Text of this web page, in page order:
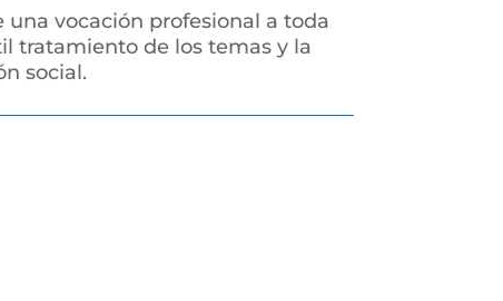
vocación profesional a toda
tratamiento de los temas y la
social.